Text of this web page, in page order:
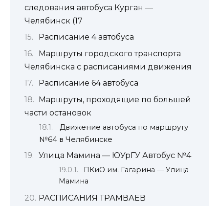
следования автобуса Курган —
Челябинск (17
Расписание 4 автобуса
Маршруты городского транспорта
Челябинска с расписаниями движения
Расписание 64 автобуса
Маршруты, проходящие по большей
части остановок
Движение автобуса по маршруту
№64 в Челябинске
Улица Мамина — ЮУрГУ Автобус №4
ПКиО им. Гагарина — Улица
Мамина
РАСПИСАНИЯ ТРАМВАЕВ